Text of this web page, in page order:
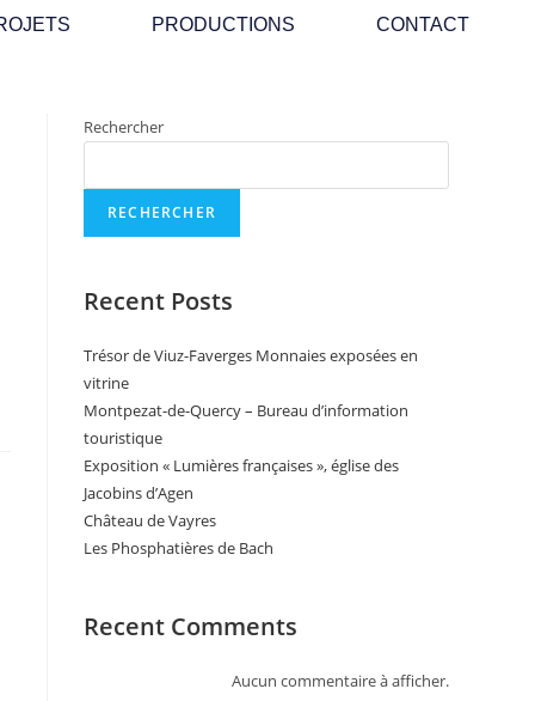
PRODUCTIONS CONTACT
Rechercher
RECHERCHER
Recent Posts
Trésor de Viuz-Faverges Monnaies exposées en
vitrine
Montpezat-de-Quercy – Bureau d’information
touristique
Exposition « Lumières françaises », église des
Jacobins d’Agen
Château de Vayres
Les Phosphatières de Bach
Recent Comments
Aucun commentaire à afficher.